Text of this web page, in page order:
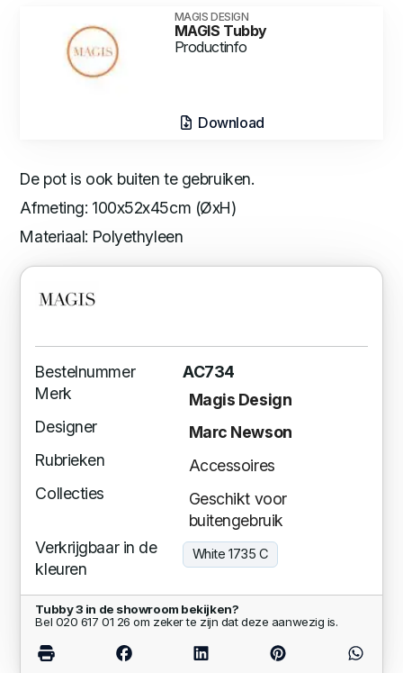
MAGIS DESIGN
MAGIS Tubby
Productinfo
Download
De pot is ook buiten te gebruiken.
Afmeting: 100x52x45cm (ØxH)
Materiaal: Polyethyleen
Bestelnummer
AC734
Merk
Magis Design
Designer
Marc Newson
Rubrieken
Accessoires
Collecties
Geschikt voor
buitengebruik
Verkrijgbaar in de
kleuren
White 1735 C
Tubby 3 in de showroom bekijken?
Bel 020 617 01 26 om zeker te zijn dat deze aanwezig is.